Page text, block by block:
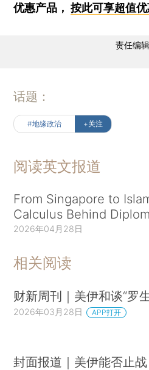
优惠产品，按此可享超值
责任编
话题：
#地缘政治 +关注
阅读英文报道
From Singapore to
Calculus Behind
2026年04月28日
相关阅读
财新周刊｜美伊和谈“罗
2026年03月28日 APP打开
封面报道｜美伊能否止战